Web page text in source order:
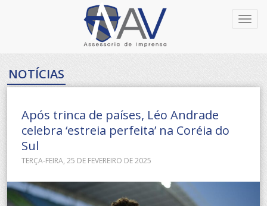
NOTÍCIAS
Após trinca de países, Léo Andrade
celebra ‘estreia perfeita’ na Coréia do
Sul
TERÇA-FEIRA, 25 DE FEVEREIRO DE 2025